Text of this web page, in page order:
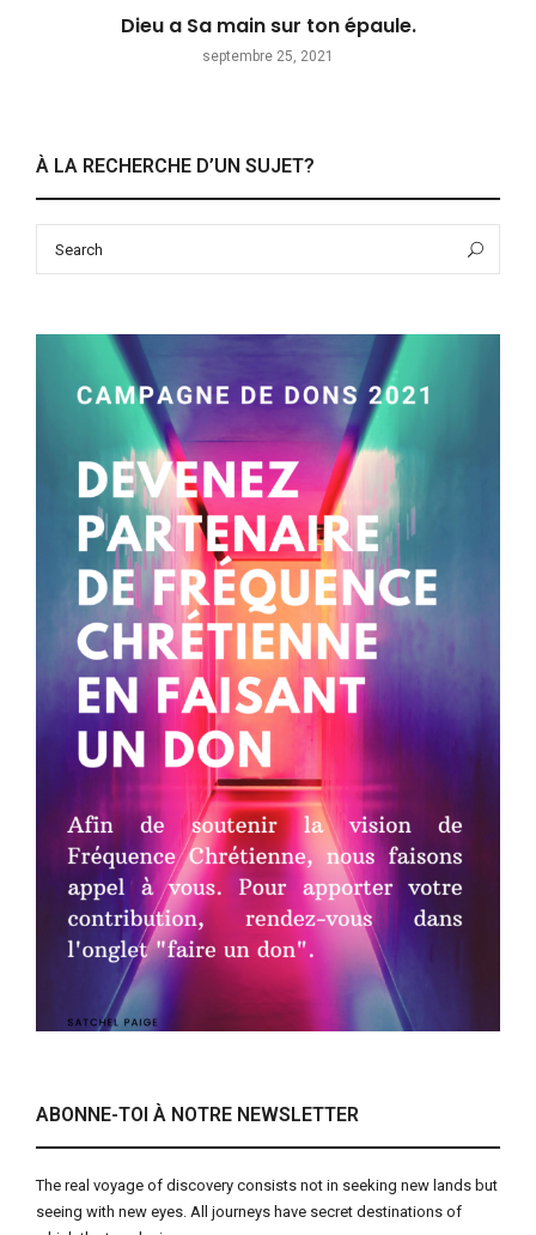
Dieu a Sa main sur ton épaule.
septembre 25, 2021
À LA RECHERCHE D’UN SUJET?
ABONNE-TOI À NOTRE NEWSLETTER
The real voyage of discovery consists not in seeking new lands but
seeing with new eyes. All journeys have secret destinations of